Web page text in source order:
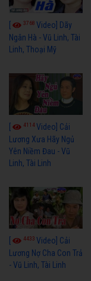
3768 Video] Dãy
Ngân Hà - Vũ Linh, Tài
Linh, Thoại Mỹ
4114Video] Cải
Lương Xưa Hãy Ngủ
Yên Niềm Đau - Vũ
Linh, Tài Linh
4433 Video] Cải
Lương Nợ Cha Con Trả
- Vũ Linh, Tài Linh